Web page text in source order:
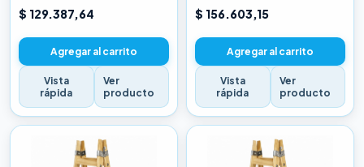
$ 129.387,64
Agregar al carrito
Vista
rápida
Ver
producto
$ 156.603,15
Agregar al carrito
Vista
rápida
Ver
producto